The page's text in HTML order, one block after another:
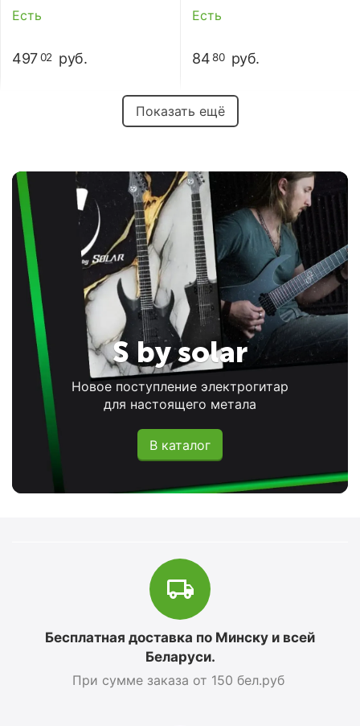
Есть
497 02 руб.
Есть
8480 руб.
Показать ещё
S by solar
Новое поступление электрогитар
для настоящего метала
В каталог
Бесплатная доставка по Минску и всей
Беларуси.
При сумме заказа от 150 бел.руб